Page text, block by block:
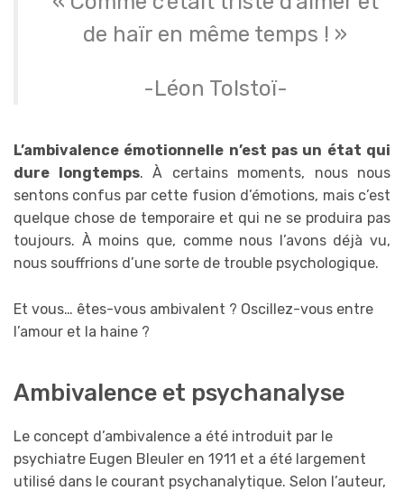
de haïr en même temps ! »
-Léon Tolstoï-
L’ambivalence émotionnelle n’est pas un état qui
dure longtemps. À certains moments, nous nous
sentons confus par cette fusion d’émotions, mais c’est
quelque chose de temporaire et qui ne se produira pas
toujours. À moins que, comme nous l’avons déjà vu,
nous souffrions d’une sorte de trouble psychologique.
Et vous… êtes-vous ambivalent ? Oscillez-vous entre
l’amour et la haine ?
Ambivalence et psychanalyse
Le concept d’ambivalence a été introduit par le
psychiatre Eugen Bleuler en 1911 et a été largement
utilisé dans le courant psychanalytique. Selon l’auteur,